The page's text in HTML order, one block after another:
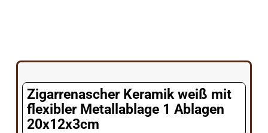
Zigarrenascher Keramik weiß mit
flexibler Metallablage 1 Ablagen
20x12x3cm